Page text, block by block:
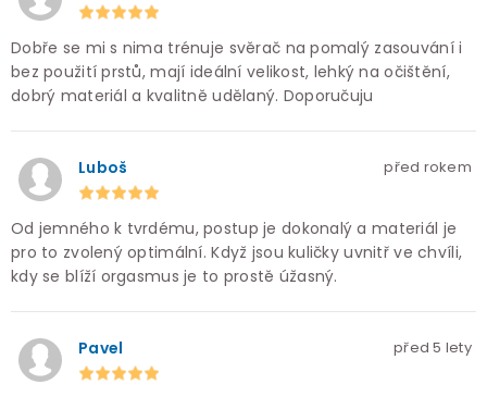
Dobře se mi s nima trénuje svěrač na pomalý zasouvání i
bez použití prstů, mají ideální velikost, lehký na očištění,
dobrý materiál a kvalitně udělaný. Doporučuju
Luboš před rokem
Od jemného k tvrdému, postup je dokonalý a materiál je
pro to zvolený optimální. Když jsou kuličky uvnitř ve chvíli,
kdy se blíží orgasmus je to prostě úžasný.
Pavel před 5 lety